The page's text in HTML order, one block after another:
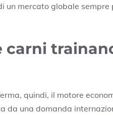
un mercato globale
carni
quindi, il motore
da una domanda